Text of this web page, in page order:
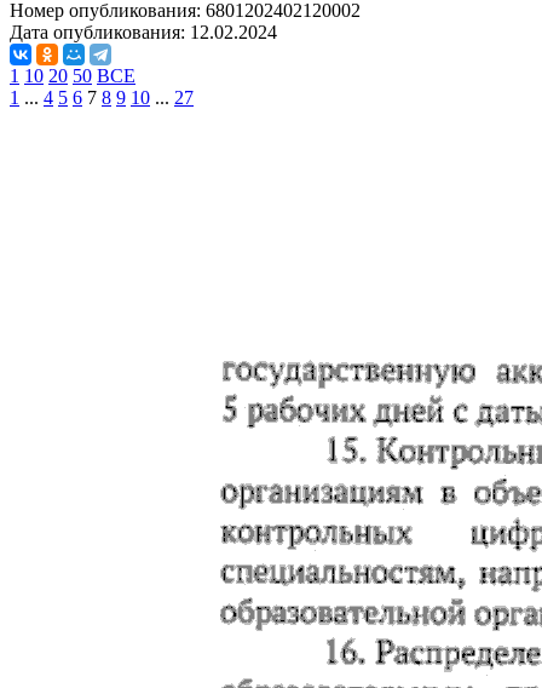
Номер опубликования: 6801202402120002
Дата опубликования: 12.02.2024
1 10 20 50 ВСЕ
1 ... 4 5 6 7 8 9 10 ... 27